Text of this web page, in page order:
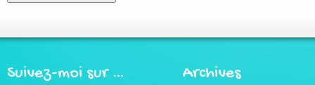
Suivez-moi sur … Archives